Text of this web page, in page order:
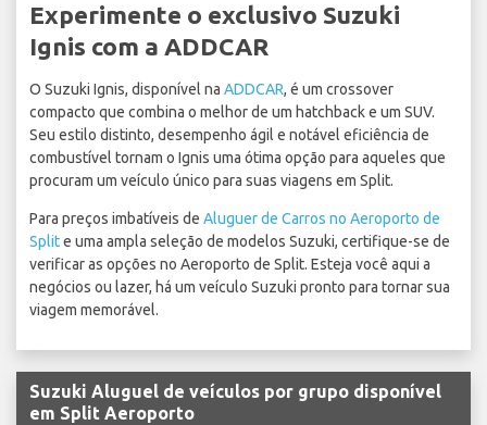
Experimente o exclusivo Suzuki
Ignis com a ADDCAR
O Suzuki Ignis, disponível na ADDCAR, é um crossover
compacto que combina o melhor de um hatchback e um SUV.
Seu estilo distinto, desempenho ágil e notável eficiência de
combustível tornam o Ignis uma ótima opção para aqueles que
procuram um veículo único para suas viagens em Split.
Para preços imbatíveis de Aluguer de Carros no Aeroporto de
Splite uma ampla seleção de modelos Suzuki, certifique-se de
verificar as opções no Aeroporto de Split. Esteja você aqui a
negócios ou lazer, há um veículo Suzuki pronto para tornar sua
viagem memorável.
Suzuki Aluguel de veículos por grupo disponível
em Split Aeroporto